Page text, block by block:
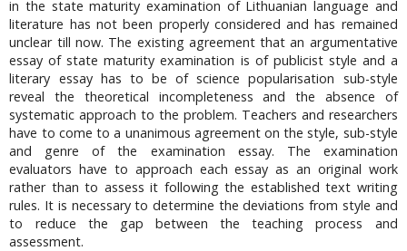
in the state maturity examination of Lithuanian language and
literature has not been properly considered and has remained
unclear till now. The existing agreement that an argumentative
essay of state maturity examination is of publicist style and a
literary essay has to be of science popularisation sub-style
reveal the theoretical incompleteness and the absence of
systematic approach to the problem. Teachers and researchers
have to come to a unanimous agreement on the style, sub-style
and genre of the examination essay. The examination
evaluators have to approach each essay as an original work
rather than to assess it following the established text writing
rules. It is necessary to determine the deviations from style and
to reduce the gap between the teaching process and
assessment.